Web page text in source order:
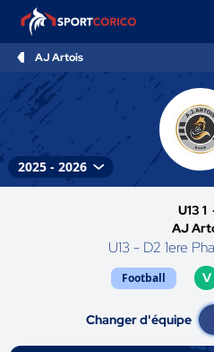
AJ Artois
U13 1
AJ
U13 - D2 1ere
Football V
Changer d'équipe